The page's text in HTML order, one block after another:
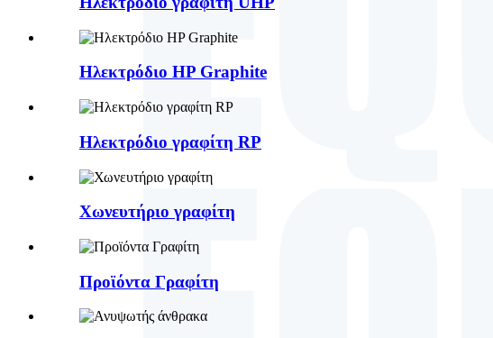
Ηλεκτρόδιο HP Graphite
Ηλεκτρόδιο γραφίτη RP
Χωνευτήριο γραφίτη
Προϊόντα Γραφίτη